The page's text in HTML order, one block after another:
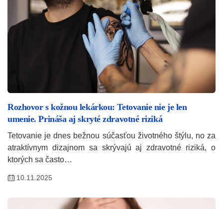
Rozhovor s kožnou lekárkou: Tetovanie nie je len
umenie. Prináša aj skryté zdravotné riziká
Tetovanie je dnes bežnou súčasťou životného štýlu, no za
atraktívnym dizajnom sa skrývajú aj zdravotné riziká, o
ktorých sa často…
10.11.2025